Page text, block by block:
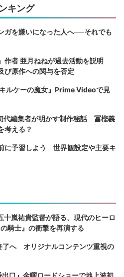
キング
ガを嫌いになった人へ──それでも
作者 亜月ねねが過去活動を説明
び原作への関与を否定
ルケーの魔女』Prime Videoで見
代編集者が明かす制作秘話 冨樫義
考える？
に予習しよう 世界観設定や主要キ
十嵐祐貴監督が語る、現代のヒーロ
騎士』の衝撃を再演する
了へ オリジナルコンテンツ重視の
口』金曜ロードショーで地上波初